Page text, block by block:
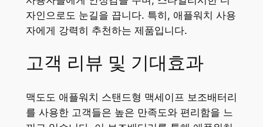
자인으로도 눈길을 끕니다. 특히, 애플워치 사용
자에게 강력히 추천하는 제품입니다.
고객 리뷰 및 기대효과
맥도도 애플워치 스탠드형 맥세이프 보조배터리
를 사용한 고객들은 높은 만족도와 편리함을 느